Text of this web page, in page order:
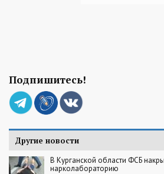
Подпишитесь!
Другие новости
В Курганской области ФСБ
нарколабораторию